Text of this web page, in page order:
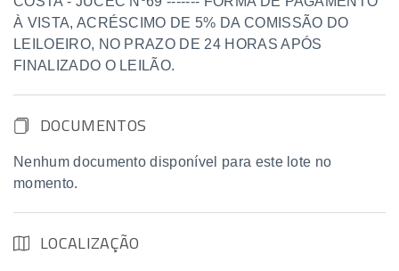
À VISTA, ACRÉSCIMO DE 5% DA COMISSÃO DO
LEILOEIRO, NO PRAZO DE 24 HORAS APÓS
FINALIZADO O LEILÃO.
DOCUMENTOS
Nenhum documento disponível para este lote no
momento.
LOCALIZAÇÃO